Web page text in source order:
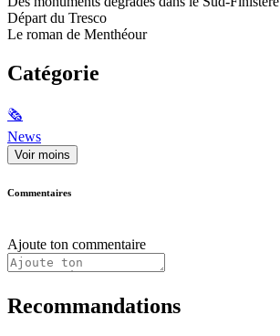
Départ du Tresco
Le roman de Menthéour
Catégorie
🗞
News
Voir moins
Commentaires
Ajoute ton commentaire
Recommandations